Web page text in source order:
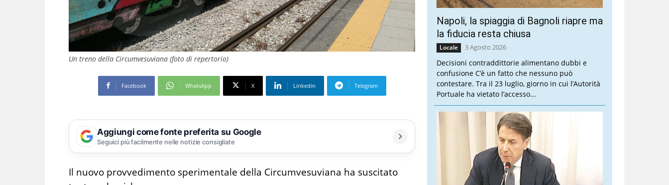
Un treno della Circumvesuviana (foto di repertorio)
Facebook WhatsApp X Linkedin Telegram
Aggiungi come fonte preferita su Google
Seguici più facilmente nelle notizie consigliate
Il nuovo provvedimento sperimentale della Circumvesuviana ha suscitato
Napoli, la spiaggia di Bagnoli riapre ma
la fiducia resta chiusa
Locale 3 Agosto 2026
Decisioni contraddittorie alimentano dubbi e
confusione C’è un fatto che nessuno può
contestare. Tra il 23 luglio, giorno in cui l’Autorità
Portuale ha vietato l’accesso...